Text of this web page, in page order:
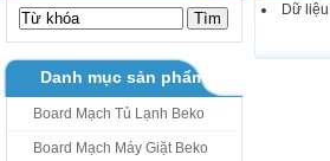
Danh mục sản phẩm
Board Mạch Tủ Lạnh Beko
Board Mạch Máy Giặt Beko
Dữ